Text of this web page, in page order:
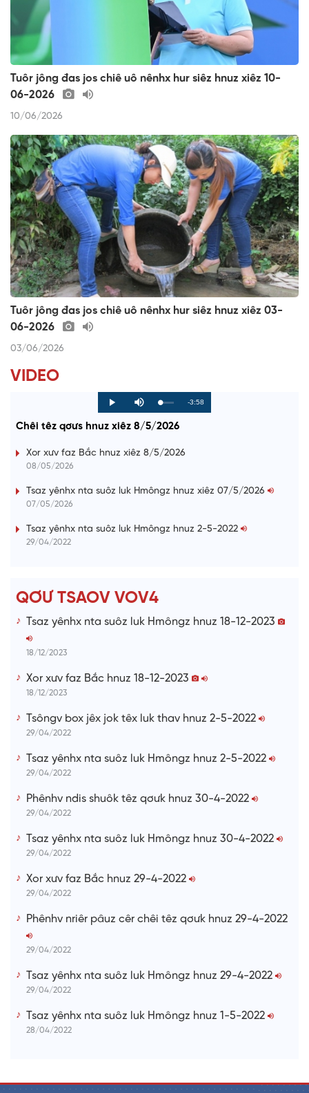
Tuôr jông đas jos chiê uô nênhx hur siêz hnuz xiêz 10-
06-2026
10/06/2026
Tuôr jông đas jos chiê uô nênhx hur siêz hnuz xiêz 03-
06-2026
03/06/2026
VIDEO
P
l
y
M
u
e
L
o
d
0
P
r
g
s
R
i
-3:58
Chêi têz qơưs hnuz xiêz 8/5/2026
Xor xưv faz Bắc hnuz xiêz 8/5/2026
08/05/2026
Tsaz yênhx nta suôz luk Hmôngz hnuz xiêz 07/5/2026
07/05/2026
Tsaz yênhx nta suôz luk Hmôngz hnuz 2-5-2022
29/04/2022
QƠƯ TSAOV VOV4
Tsaz yênhx nta suôz luk Hmôngz hnuz 18-12-2023
18/12/2023
Xor xưv faz Bắc hnuz 18-12-2023
18/12/2023
Tsôngv box jêx jok têx luk thav hnuz 2-5-2022
29/04/2022
Tsaz yênhx nta suôz luk Hmôngz hnuz 2-5-2022
29/04/2022
Phênhv ndis shuôk têz qơưk hnuz 30-4-2022
29/04/2022
Tsaz yênhx nta suôz luk Hmôngz hnuz 30-4-2022
29/04/2022
Xor xưv faz Bắc hnuz 29-4-2022
29/04/2022
Phênhv nriêr pâuz cêr chêi têz qơưk hnuz 29-4-2022
29/04/2022
Tsaz yênhx nta suôz luk Hmôngz hnuz 29-4-2022
29/04/2022
Tsaz yênhx nta suôz luk Hmôngz hnuz 1-5-2022
28/04/2022